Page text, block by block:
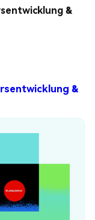
&
&